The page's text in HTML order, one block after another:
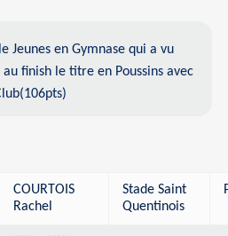
Jeunes en Gymnase qui a vu
finish le titre en Poussins avec
COURTOIS
Rachel
Stade Saint
Quentinois